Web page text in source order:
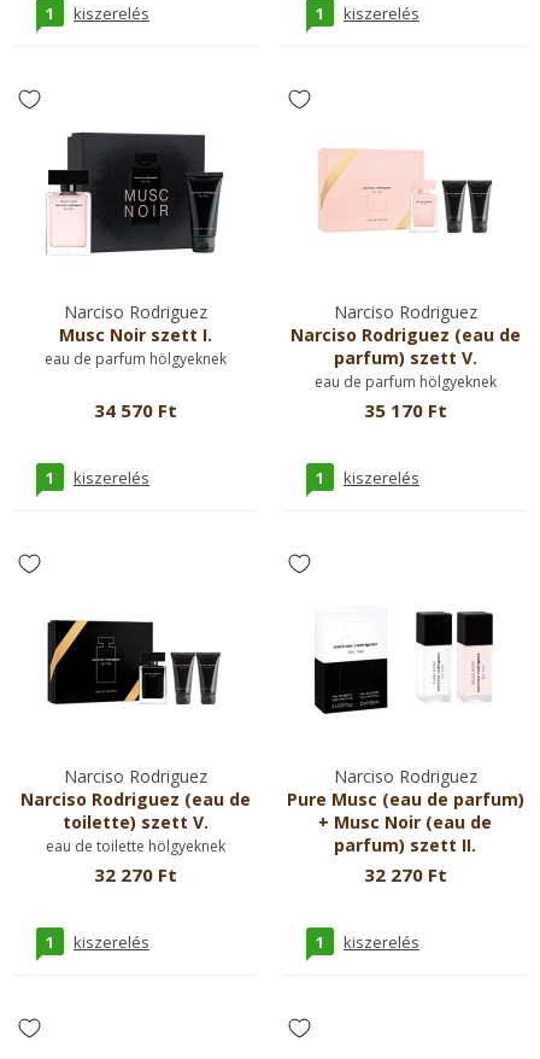
1 kiszerelés 1 kiszerelés
Narciso Rodriguez
Musc Noir szett I.
eau de parfum hölgyeknek
34 570 Ft
1 kiszerelés
Narciso Rodriguez
Narciso Rodriguez (eau de
parfum) szett V.
eau de parfum hölgyeknek
35 170 Ft
1 kiszerelés
Narciso Rodriguez
Narciso Rodriguez (eau de
toilette) szett V.
eau de toilette hölgyeknek
32 270 Ft
1 kiszerelés
Narciso Rodriguez
Pure Musc (eau de parfum)
+ Musc Noir (eau de
parfum) szett II.
eau de parfum hölgyeknek
32 270 Ft
1 kiszerelés